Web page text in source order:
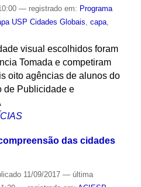
— registrado em: Programa
USP Cidades Globais capa,
visual escolhidos foram
Tomada e competiram
oito agências de alunos do
de Publicidade e
das cidades
11/09/2017 — última